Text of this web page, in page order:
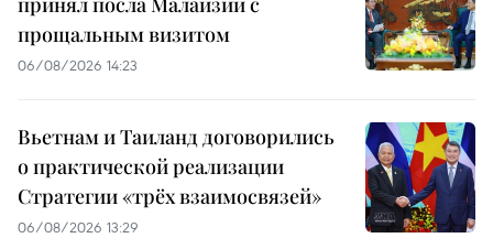
прощальным визитом
06/08/2026 14:23
Вьетнам и Таиланд договорились
о практической реализации
Стратегии «трёх взаимосвязей»
06/08/2026 13:29